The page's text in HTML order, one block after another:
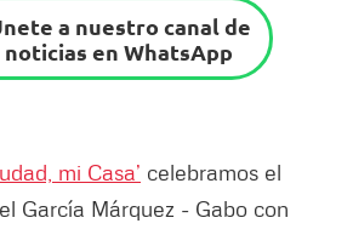
a nuestro canal de
noticias en WhatsApp
mi Casa’ celebramos el
García Márquez - Gabo con